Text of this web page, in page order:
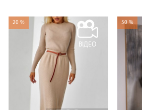
20 %
ВІДЕО
50 %